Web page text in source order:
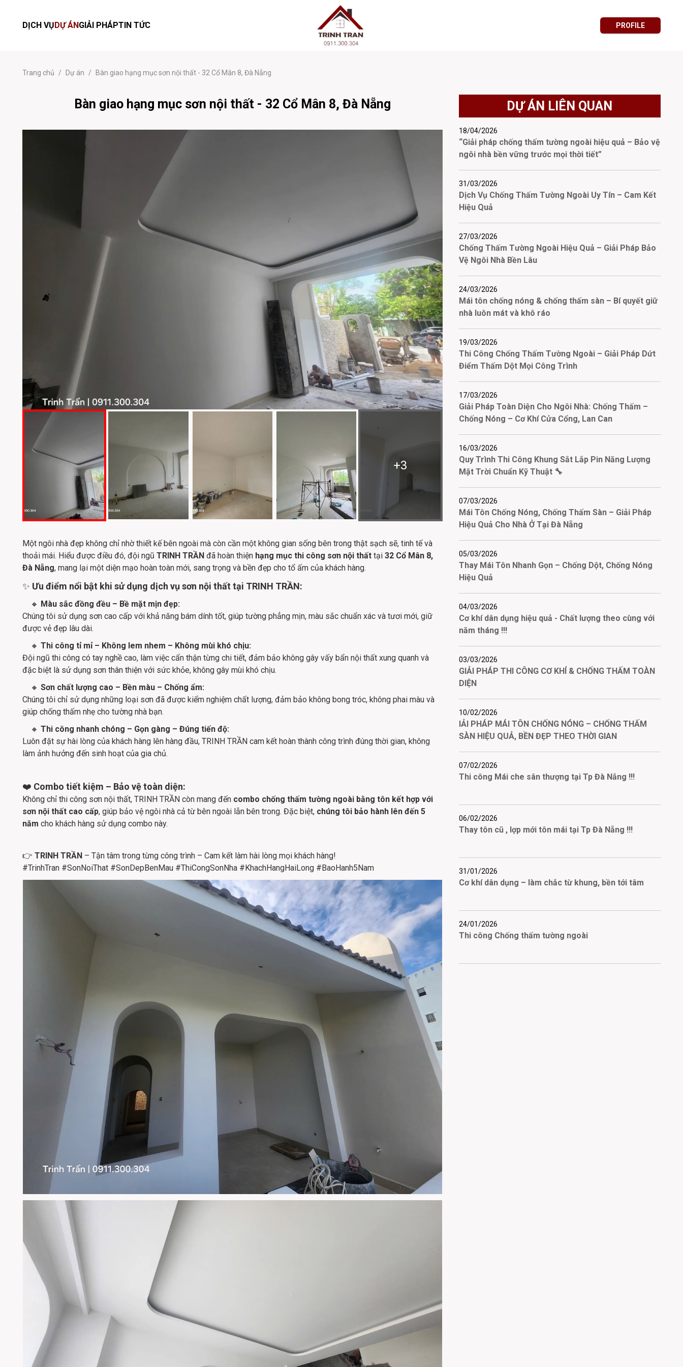
DỊCH VỤDỰ ÁNGIẢI PHÁPTIN TỨC PROFILE
Trang chủ / Dự án / Bàn giao hạng mục sơn nội thất - 32 Cổ Mân 8, Đà Nẵng
Bàn giao hạng mục sơn nội thất - 32 Cổ Mân 8, Đà Nẵng
+3
Một ngôi nhà đẹp không chỉ nhờ thiết kế bên ngoài mà còn cần một không gian sống bên trong thật sạch sẽ, tinh tế và
thoải mái. Hiểu được điều đó, đội ngũ TRINH TRẦN đã hoàn thiện hạng mục thi công sơn nội thất tại 32 Cổ Mân 8,
Đà Nẵng, mang lại một diện mạo hoàn toàn mới, sang trọng và bền đẹp cho tổ ấm của khách hàng.
✨ Ưu điểm nổi bật khi sử dụng dịch vụ sơn nội thất tại TRINH TRẦN:
🔸 Màu sắc đồng đều – Bề mặt mịn đẹp:
Chúng tôi sử dụng sơn cao cấp với khả năng bám dính tốt, giúp tường phẳng mịn, màu sắc chuẩn xác và tươi mới, giữ
được vẻ đẹp lâu dài.
🔸 Thi công tỉ mỉ – Không lem nhem – Không mùi khó chịu:
Đội ngũ thi công có tay nghề cao, làm việc cẩn thận từng chi tiết, đảm bảo không gây vấy bẩn nội thất xung quanh và
đặc biệt là sử dụng sơn thân thiện với sức khỏe, không gây mùi khó chịu.
🔸 Sơn chất lượng cao – Bền màu – Chống ẩm:
Chúng tôi chỉ sử dụng những loại sơn đã được kiểm nghiệm chất lượng, đảm bảo không bong tróc, không phai màu và
giúp chống thấm nhẹ cho tường nhà bạn.
🔸 Thi công nhanh chóng – Gọn gàng – Đúng tiến độ:
Luôn đặt sự hài lòng của khách hàng lên hàng đầu, TRINH TRẦN cam kết hoàn thành công trình đúng thời gian, không
làm ảnh hưởng đến sinh hoạt của gia chủ.
❤️ Combo tiết kiệm – Bảo vệ toàn diện:
Không chỉ thi công sơn nội thất, TRINH TRẦN còn mang đến combo chống thấm tường ngoài bằng tôn kết hợp với
sơn nội thất cao cấp, giúp bảo vệ ngôi nhà cả từ bên ngoài lẫn bên trong. Đặc biệt, chúng tôi bảo hành lên đến 5
năm cho khách hàng sử dụng combo này.
👉 TRINH TRẦN – Tận tâm trong từng công trình – Cam kết làm hài lòng mọi khách hàng!
#TrinhTran #SonNoiThat #SonDepBenMau #ThiCongSonNha #KhachHangHaiLong #BaoHanh5Nam​​​
DỰ ÁN LIÊN QUAN
18/04/2026
“Giải pháp chống thấm tường ngoài hiệu quả – Bảo vệ
ngôi nhà bền vững trước mọi thời tiết”
31/03/2026
Dịch Vụ Chống Thấm Tường Ngoài Uy Tín – Cam Kết
Hiệu Quả
27/03/2026
Chống Thấm Tường Ngoài Hiệu Quả – Giải Pháp Bảo
Vệ Ngôi Nhà Bền Lâu
24/03/2026
Mái tôn chống nóng & chống thấm sàn – Bí quyết giữ
nhà luôn mát và khô ráo
19/03/2026
Thi Công Chống Thấm Tường Ngoài – Giải Pháp Dứt
Điểm Thấm Dột Mọi Công Trình
17/03/2026
Giải Pháp Toàn Diện Cho Ngôi Nhà: Chống Thấm –
Chống Nóng – Cơ Khí Cửa Cổng, Lan Can
16/03/2026
Quy Trình Thi Công Khung Sắt Lắp Pin Năng Lượng
Mặt Trời Chuẩn Kỹ Thuật 🔧
07/03/2026
Mái Tôn Chống Nóng, Chống Thấm Sàn – Giải Pháp
Hiệu Quả Cho Nhà Ở Tại Đà Nẵng
05/03/2026
Thay Mái Tôn Nhanh Gọn – Chống Dột, Chống Nóng
Hiệu Quả
04/03/2026
Cơ khí dân dụng hiệu quả - Chất lượng theo cùng với
năm tháng !!!
03/03/2026
GIẢI PHÁP THI CÔNG CƠ KHÍ & CHỐNG THẤM TOÀN
DIỆN
10/02/2026
IẢI PHÁP MÁI TÔN CHỐNG NÓNG – CHỐNG THẤM
SÀN HIỆU QUẢ, BỀN ĐẸP THEO THỜI GIAN
07/02/2026
Thi công Mái che sân thượng tại Tp Đà Nắng !!!
06/02/2026
Thay tôn cũ , lợp mới tôn mái tại Tp Đà Nẵng !!!
31/01/2026
Cơ khí dân dụng – làm chắc từ khung, bền tới tâm
24/01/2026
Thi công Chống thấm tường ngoài